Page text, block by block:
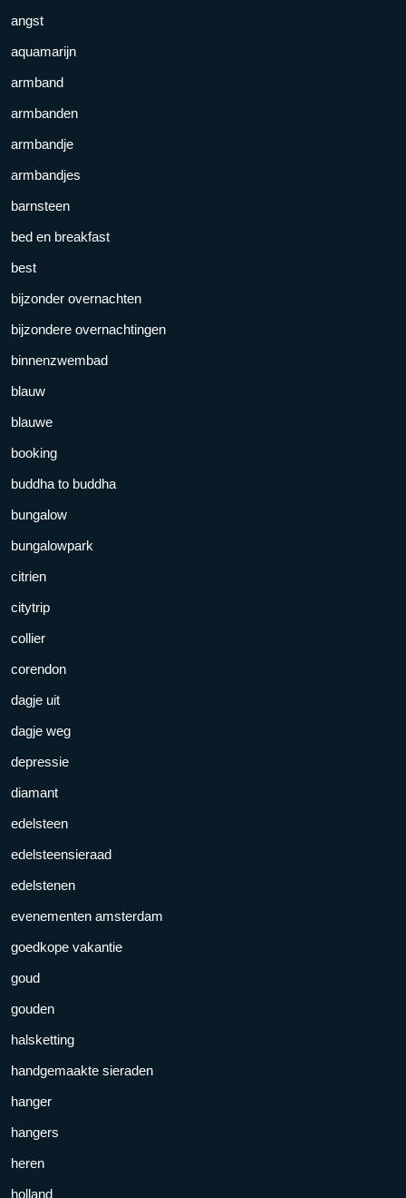
angst
aquamarijn
armband
armbanden
armbandje
armbandjes
barnsteen
bed en breakfast
best
bijzonder overnachten
bijzondere overnachtingen
binnenzwembad
blauw
blauwe
booking
buddha to buddha
bungalow
bungalowpark
citrien
citytrip
collier
corendon
dagje uit
dagje weg
depressie
diamant
edelsteen
edelsteensieraad
edelstenen
evenementen amsterdam
goedkope vakantie
goud
gouden
halsketting
handgemaakte sieraden
hanger
hangers
heren
holland